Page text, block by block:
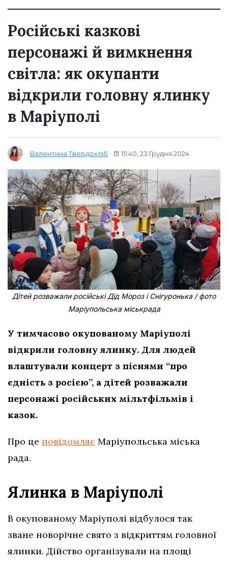
Російські казкові
персонажі й вимкнення
світла: як окупанти
відкрили головну ялинку
в Маріуполі
Валентина Твердохліб 15:40, 23 Грудня 2024
Дітей розважали російські Дід Мороз і Снігуронька / фото
Маріупольська міськрада
У тимчасово окупованому Маріуполі
відкрили головну ялинку. Для людей
влаштували концерт з піснями “про
єдність з росією”, а дітей розважали
персонажі російських мільтфільмів і
казок.
Про це повідомляє Маріупольська міська
рада.
Ялинка в Маріуполі
В окупованому Маріуполі відбулося так
зване новорічне свято з відкриттям головної
ялинки. Дійство організували на площі